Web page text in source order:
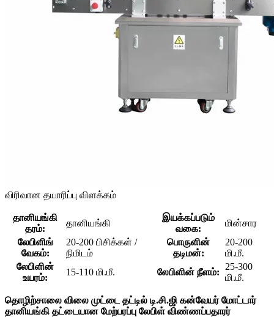
விரிவான தயாரிப்பு விளக்கம்
தானியங்கி
தரம்:
தானியங்கி
இயக்கப்படும்
வகை:
மின்சார
லேபிளிங்
வேகம்:
20-200 பிசிக்கள் /
நிமிடம்
பொருளின்
தடிமன்:
20-200
மி.மீ.
லேபிளின்
உயரம்:
15-110 மி.மீ. லேபிளின் நீளம்:
25-300
மி.மீ.
தொழிற்சாலை விலை முட்டை தட்டில் டி.சி.ஜி கன்வேயர் மோட்டார்
தானியங்கி தட்டையான மேற்பரப்பு லேபிள் விண்ணப்பதாரர்